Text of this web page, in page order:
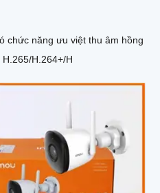
chức năng ưu việt thu âm hồng
nghệ H.265/H.264+/H